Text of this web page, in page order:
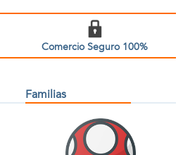
Comercio Seguro 100%
Familias